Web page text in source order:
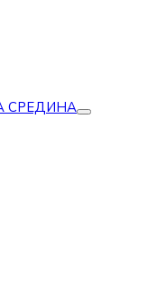
СРЕДИНА